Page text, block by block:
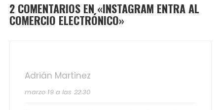
2 COMENTARIOS EN «INSTAGRAM ENTRA AL
COMERCIO ELECTRÓNICO»
Adrián Martinez
marzo 19 a las 22:30